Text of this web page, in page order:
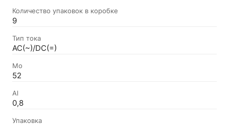
Количество упаковок в коробке
9
Тип тока
AC(~)/DC(=)
Mo
52
Al
0,8
Упаковка